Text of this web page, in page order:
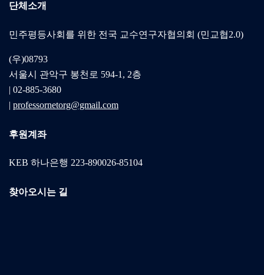
단체소개
민주평등사회를 위한 전국 교수연구자협의회 (민교협2.0)
(우)08793
서울시 관악구 봉천로 594-1, 2층
| 02-885-3680
| professornetorg@gmail.com
후원계좌
KEB 하나은행 223-890026-85104
찾아오시는 길